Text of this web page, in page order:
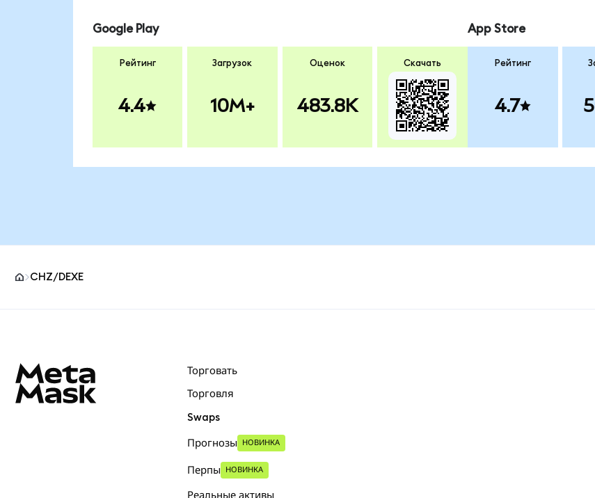
Google Play
Рейтинг
4.4
Загрузок
10M+
Оценок
483.8K
Скачать
App Store
Рейтинг
4.7
CHZ/DEXE
Торговать
Торговля
Swaps
Прогнозы НОВИНКА
Перпы НОВИНКА
Реальные активы